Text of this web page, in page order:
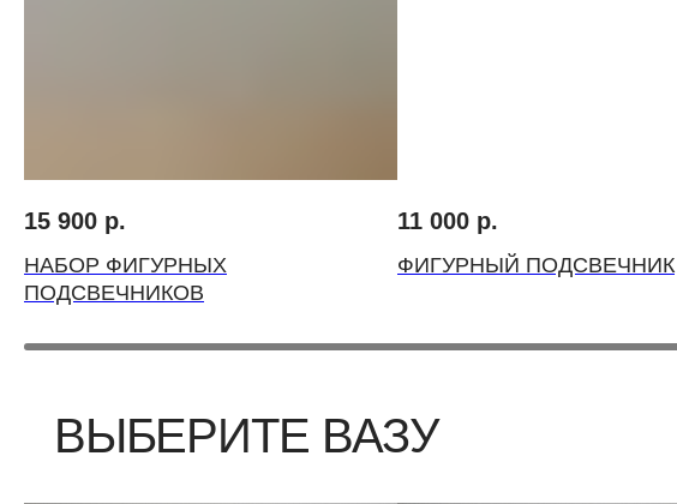
15 900 р.
НАБОР ФИГУРНЫХ
ПОДСВЕЧНИКОВ
11 000 р.
ФИГУРНЫЙ ПОДСВЕЧНИК
ВЫБЕРИТЕ ВАЗУ